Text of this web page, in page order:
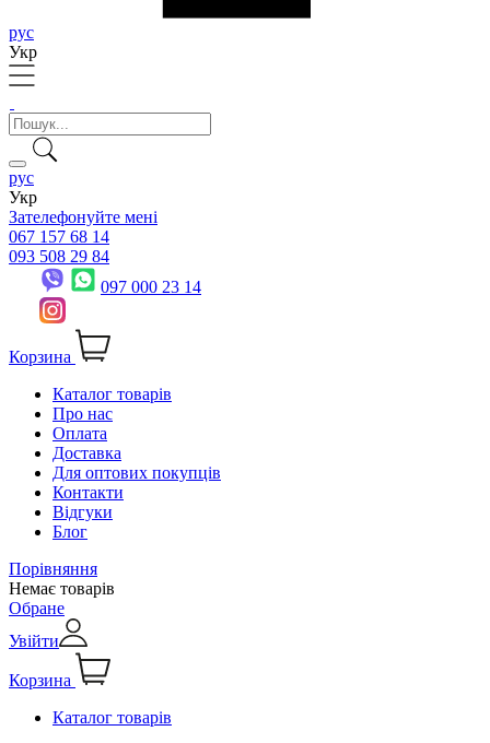
рус
Укр
рус
Укр
Зателефонуйте мені
067 157 68 14
093 508 29 84
097 000 23 14
Корзина
Каталог товарів
Про нас
Оплата
Доставка
Для оптових покупців
Контакти
Відгуки
Блог
Порівняння
Немає товарів
Обране
Увійти
Корзина
Каталог товарів